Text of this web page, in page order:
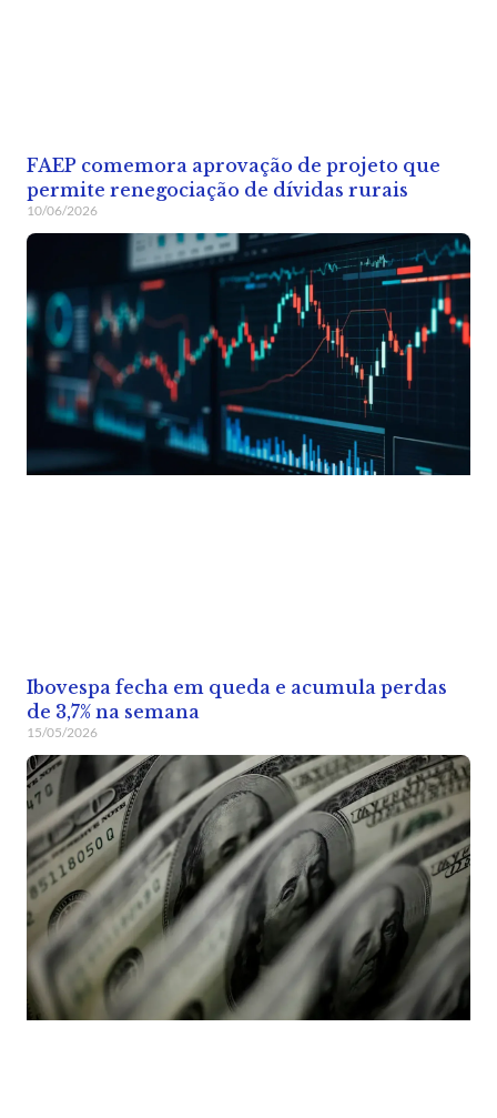
FAEP comemora aprovação de projeto que
permite renegociação de dívidas rurais
10/06/2026
Ibovespa fecha em queda e acumula perdas
de 3,7% na semana
15/05/2026